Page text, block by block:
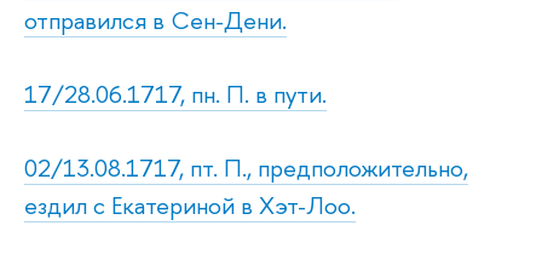
отправился в Сен-Дени.
17/28.06.1717, пн. П. в пути.
02/13.08.1717, пт. П., предположительно,
ездил с Екатериной в Хэт-Лоо.